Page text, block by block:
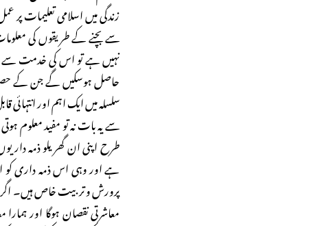
زندگی میں اسلامی تعلیمات پر
سے بچنے کے طریقوں کی
نہیں ہے تو اس کی خدمت سے نہ
حاصل ہوسکیں گے جن کے
سلسلہ میں ایک اہم اور
سے یہ بات نہ تو مفید معلوم
طرح اپنی ان گھریلو ذمہ
ہے اور وہی اس ذمہ داری کو
پرورش و تربیت خاص ہیں۔
معاشرتی نقصان ہوگا اور